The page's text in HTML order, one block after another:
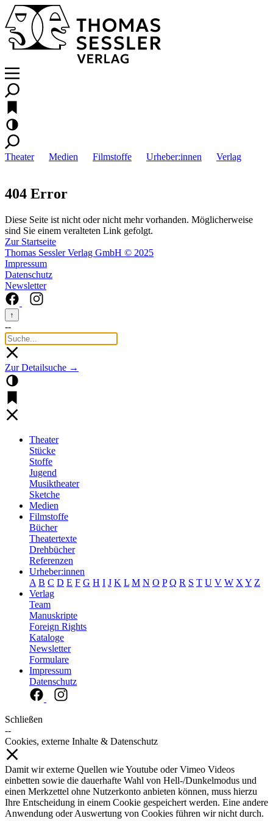
Theater Medien Filmstoffe Urheber:innen Verlag
404 Error
Diese Seite ist nicht oder nicht mehr vorhanden. Möglicherweise
sind Sie einem veralteten Link gefolgt.
Zur Startseite
Thomas Sessler Verlag GmbH © 2025
Impressum
Datenschutz
Newsletter
↑
--
Zur Detailsuche →
Theater
Stücke
Stoffe
Jugend
Musiktheater
Sketche
Medien
Filmstoffe
Bücher
Theatertexte
Drehbücher
Referenzen
Urheber:innen
A B C D E F G H I J K L M N O P Q R S T U V W X Y Z
Verlag
Team
Manuskripte
Foreign Rights
Kataloge
Newsletter
Formulare
Impressum
Datenschutz
Schließen
--
Cookies, externe Inhalte & Datenschutz
Damit wir externe Quellen wie Youtube oder Vimeo Videos
einbetten sowie die dauerhafte Wahl von Hell-/Dunkelmodus und
einen Merkzettel ohne Nutzerkonto anbieten können, muss hierzu
Ihre Entscheidung in einem Cookie gespeichert werden. Eine andere
Anwendung oder Auswertung von Cookies führen wir nicht durch.